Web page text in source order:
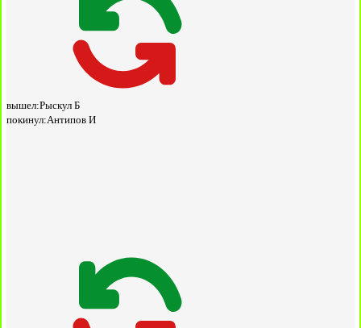
вышел:Рыскул Б
покинул:Антипов И